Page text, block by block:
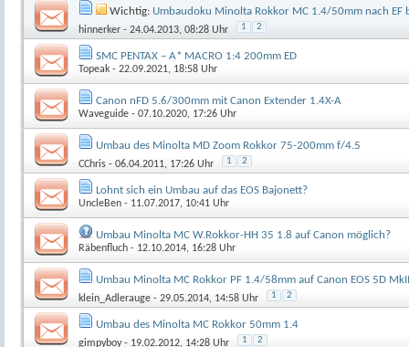
Wichtig: Umbaudoku Minolta Rokkor MC 1.4/50mm nach EF
hinnerker - 24.04.2013, 08:28 Uhr 1 2
SMC PENTAX – A* MACRO 1:4 200mm ED
Topeak - 22.09.2021, 18:58 Uhr
Canon nFD 5.6/300mm mit Canon Extender 1.4X-A
Waveguide - 07.10.2020, 17:26 Uhr
Umbau des Minolta MD Zoom Rokkor 75-200mm f/4.5
CChris - 06.04.2011, 17:26 Uhr 1 2
Lohnt sich ein Umbau auf das EOS Bajonett?
UncleBen - 11.07.2017, 10:41 Uhr
Umbau Minolta MC W.Rokkor-HH 35 1.8 auf Canon möglich?
Räbenfluch - 12.10.2014, 16:28 Uhr
Umbau Minolta MC Rokkor PF 1.4/58mm auf Canon EOS 5D MkII
klein_Adlerauge - 29.05.2014, 14:58 Uhr 1 2
Umbau des Minolta MC Rokkor 50mm 1.4
gimpyboy- 19.02.2012, 14:28 Uhr 1 2